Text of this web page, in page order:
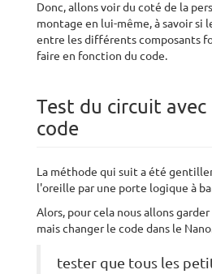
Donc, allons voir du coté de la
montage en lui-même, à savoir si
entre les différents composants
faire en fonction du code.
Test du circuit
code
La méthode qui suit a été
l'oreille par une porte logique à
Alors, pour cela nous allons
mais changer le code dans le
tester que tous les